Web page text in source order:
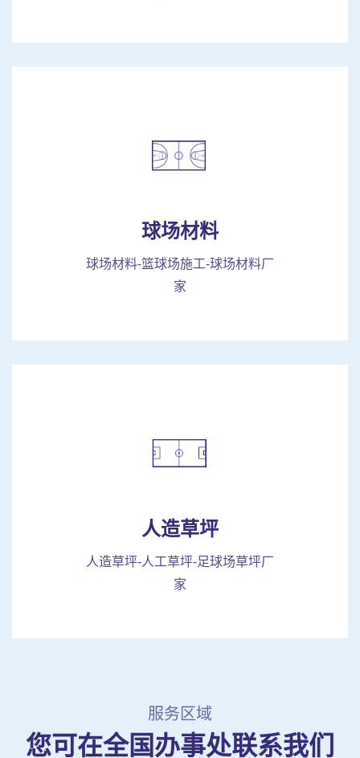
球场材料
球场材料-篮球场施工-球场材料厂
家
人造草坪
人造草坪-人工草坪-足球场草坪厂
家
服务区域
您可在全国办事处联系我们